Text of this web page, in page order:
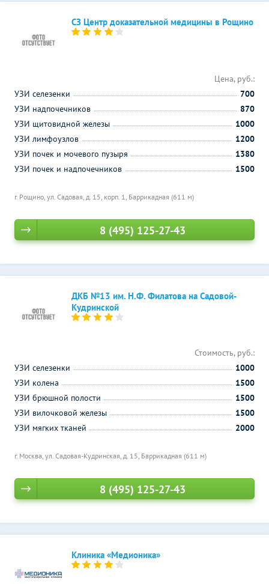
СЗ Центр доказательной медицины в Рощино
г. Рощино, ул. Садовая, д. 15, корп. 1, Баррикадная (611 м)
Цена, руб.:
УЗИ селезенки
700
УЗИ надпочечников
870
УЗИ щитовидной железы
1000
УЗИ лимфоузлов
1200
УЗИ почек и мочевого пузыря
1380
УЗИ почек и надпочечников
1500
8 (495) 125-27-43
ДКБ №13 им. Н.Ф. Филатова на Садовой-
Кудринской
г. Москва, ул. Садовая-Кудринская, д. 15, Баррикадная (611 м)
Стоимость, руб.:
УЗИ селезенки
1000
УЗИ колена
1500
УЗИ брюшной полости
1500
УЗИ вилочковой железы
1500
УЗИ мягких тканей
2000
8 (495) 125-27-43
Клиника «Медионика»